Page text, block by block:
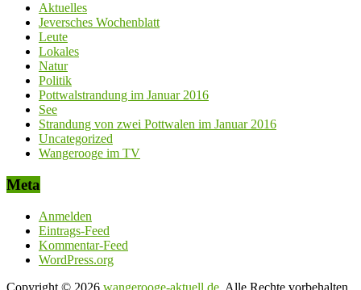
Aktuelles
Jeversches Wochenblatt
Leute
Lokales
Natur
Politik
Pottwalstrandung im Januar 2016
See
Strandung von zwei Pottwalen im Januar 2016
Uncategorized
Wangerooge im TV
Meta
Anmelden
Eintrags-Feed
Kommentar-Feed
WordPress.org
Copyright © 2026 wangerooge-aktuell.de . Alle Rechte vorbehalten.